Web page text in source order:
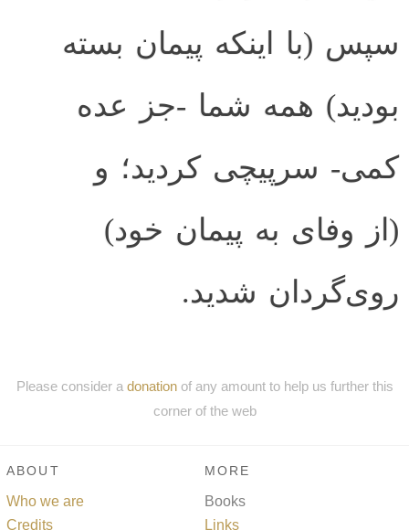
سپس (با اینکه پیمان بسته
بودید) همه شما -جز عده
کمی- سرپیچی کردید؛ و
(از وفای به پیمان خود)
روی‌گردان شدید.
Please consider a donationof any amount to help us further this
corner of the web
ABOUT
Who we are
Credits
MORE
Books
Links